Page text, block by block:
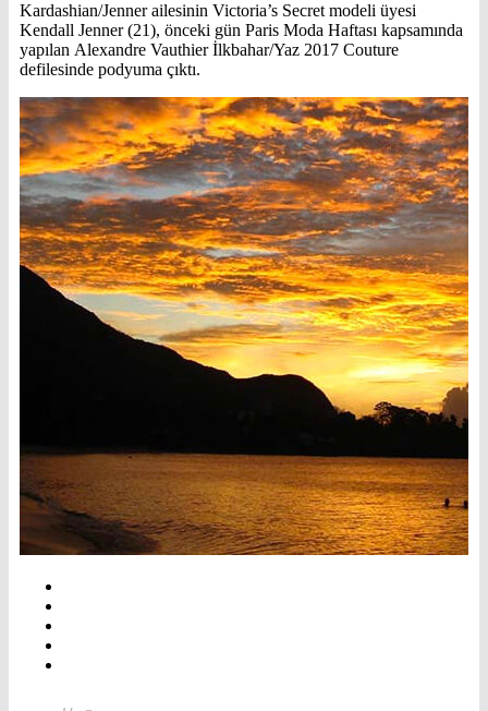
Kardashian/Jenner ailesinin Victoria’s Secret modeli üyesi
Kendall Jenner (21), önceki gün Paris Moda Haftası kapsamında
yapılan Alexandre Vauthier İlkbahar/Yaz 2017 Couture
defilesinde podyuma çıktı.